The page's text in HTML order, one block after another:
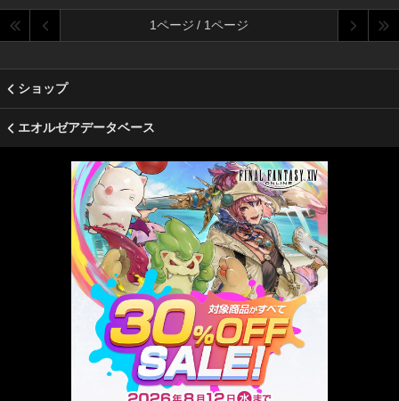
1ページ / 1ページ
ショップ
エオルゼアデータベース